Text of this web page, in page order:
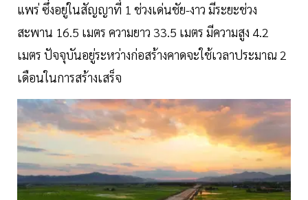
แพร่ ซึ่งอยู่ในสัญญาที่ 1 ช่วงเด่นชัย-งาว มีระยะช่วง
สะพาน 16.5 เมตร ความยาว 33.5 เมตร มีความสูง 4.2
เมตร ปัจจุบันอยู่ระหว่างก่อสร้างคาดจะใช้เวลาประมาณ 2
เดือนในการสร้างเสร็จ